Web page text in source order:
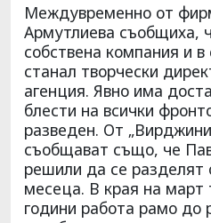
Междувременно от
Армутлиева съобщиха,
собствена компания и
станал творчески
агенция. Явно има
блести на всички
разведен. От
съобщават също, че
решили да се
месеца. В края на март
години работа рамо до